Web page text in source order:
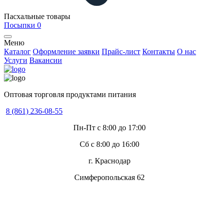
Пасхальные товары
Посыпки 0
Меню
Каталог Оформление заявки Прайс-лист Контакты О нас
Услуги Вакансии
Оптовая торговля продуктами питания
8 (861) 236-08-55
Пн-Пт с 8:00 до 17:00
Сб с 8:00 до 16:00
г. Краснодар
Симферопольская 62